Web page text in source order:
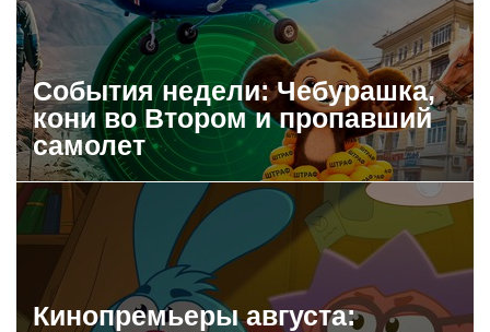
События недели: Чебурашка,
кони во Втором и пропавший
самолет
Кинопремьеры августа: